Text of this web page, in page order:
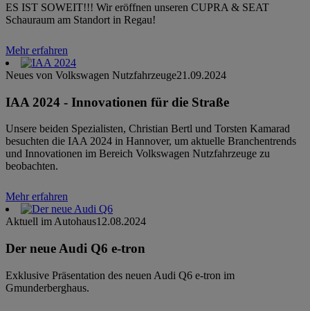
ES IST SOWEIT!!! Wir eröffnen unseren CUPRA & SEAT
Schauraum am Standort in Regau!
Mehr erfahren
Neues von Volkswagen Nutzfahrzeuge21.09.2024
IAA 2024 - Innovationen für die Straße
Unsere beiden Spezialisten, Christian Bertl und Torsten Kamarad
besuchten die IAA 2024 in Hannover, um aktuelle Branchentrends
und Innovationen im Bereich Volkswagen Nutzfahrzeuge zu
beobachten.
Mehr erfahren
Aktuell im Autohaus12.08.2024
Der neue Audi Q6 e-tron
Exklusive Präsentation des neuen Audi Q6 e-tron im
Gmunderberghaus.